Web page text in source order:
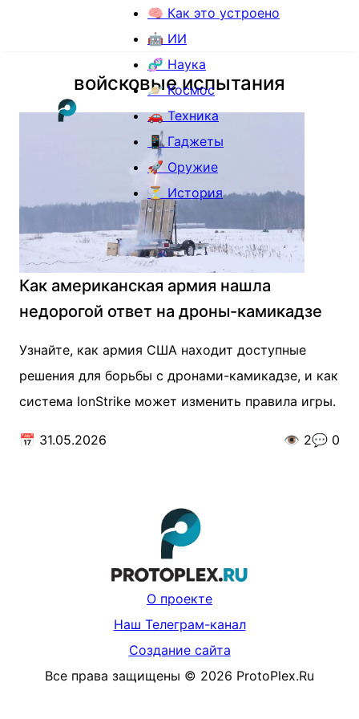
🧠 Как это устроено
🤖 ИИ
🧬 Наука
🪐 Космос
🚗 Техника
📱 Гаджеты
🚀 Оружие
⏳ История
войсковые испытания
Как американская армия нашла
недорогой ответ на дроны-камикадзе
Узнайте, как армия США находит доступные
решения для борьбы с дронами-камикадзе, и как
система IonStrike может изменить правила игры.
📅 31.05.2026 👁️ 2💬 0
О проекте
Наш Телеграм-канал
Создание сайта
Все права защищены © 2026 ProtoPlex.Ru